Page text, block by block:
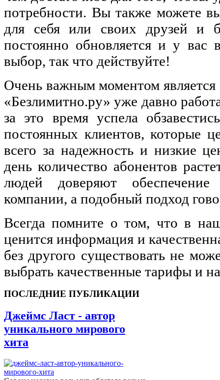
потребности. Вы также можете
для себя или своих друзей и
постоянно обновляется и у вас
выбор, так что действуйте!
Очень важным моментом
«Безлимитно.ру» уже давно
за это время успела
постоянных клиентов, которые
всего за надежность и низкие
день количество абонентов
людей доверяют
компании, а подобный подход
Всегда помните о том, что в
ценится информация и
без другого существовать не
выбрать качественные тарифы и
ПОСЛЕДНИЕ ПУБЛИКАЦИИ
Джеймс Ласт - автор
уникального мирового
хита